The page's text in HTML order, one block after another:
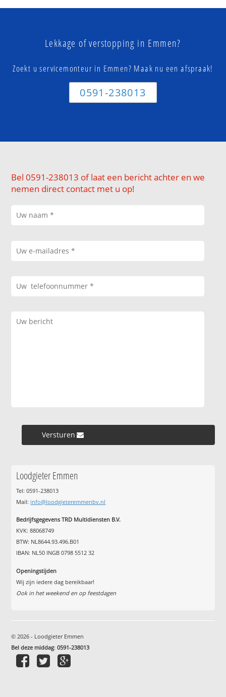
Lekkage of verstopping in Emmen?
Zoekt u servicemonteur in Emmen? Maak nu een afspraak!
0591-238013
Bel 0591-238013 of laat een bericht achter en we
nemen direct contact met u op!
Versturen »
Loodgieter Emmen
Tel: 0591-238013
Mail: info@loodgieteremmenbv.nl
Bedrijfsgegevens TRD Multidiensten B.V.
KVK: 88068749
BTW: NL8644.93.496.B01
IBAN: NL50 INGB 0798 5512 32
Openingstijden
Wij zijn iedere dag bereikbaar!
Ook in het weekend en op feestdagen
© 2026 - Loodgieter Emmen
Bel deze middag:0591-238013